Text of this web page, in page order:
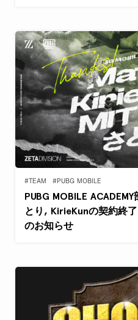
#TEAM #PUBG MOBILE
PUBG MOBILE
とり, KirieKunの契約終
のお知らせ